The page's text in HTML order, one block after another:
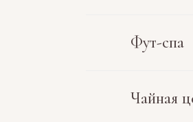
Фут-спа
Чайная